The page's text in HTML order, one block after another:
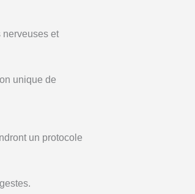
nerveuses et
unique de
un protocole